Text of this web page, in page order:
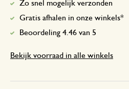
Zo snel mogelijk verzonden
Gratis afhalen in onze winkels*
Beoordeling 4.46 van 5
Bekijk voorraad in alle winkels